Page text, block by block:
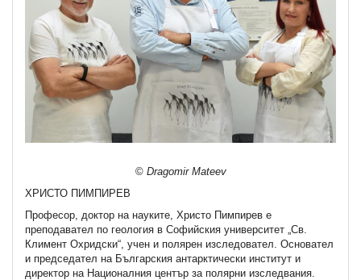
©Dragomir Mateev
ХРИСТО ПИМПИРЕВ
Професор, доктор на науките, Христо Пимпирев е
преподавател по геология в Софийския университет „Св.
Климент Охридски“, учен и полярен изследовател. Основател
и председател на Българския антарктически институт и
директор на Националния център за полярни изследвания.